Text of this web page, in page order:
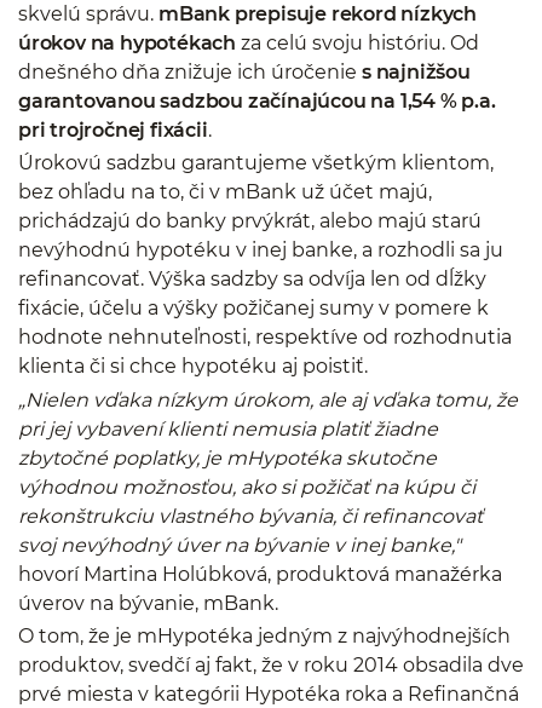
skvelú správu. mBank prepisuje rekord nízkych
úrokov na hypotékach za celú svoju históriu. Od
dnešného dňa znižuje ich úročenie s najnižšou
garantovanou sadzbou začínajúcou na 1,54 % p.a.
pri trojročnej fixácii.
Úrokovú sadzbu garantujeme všetkým klientom,
bez ohľadu na to, či v mBank už účet majú,
prichádzajú do banky prvýkrát, alebo majú starú
nevýhodnú hypotéku v inej banke, a rozhodli sa ju
refinancovať. Výška sadzby sa odvíja len od dĺžky
fixácie, účelu a výšky požičanej sumy v pomere k
hodnote nehnuteľnosti, respektíve od rozhodnutia
klienta či si chce hypotéku aj poistiť.
„Nielen vďaka nízkym úrokom, ale aj vďaka tomu, že
pri jej vybavení klienti nemusia platiť žiadne
zbytočné poplatky, je mHypotéka skutočne
výhodnou možnosťou, ako si požičať na kúpu či
rekonštrukciu vlastného bývania, či refinancovať
svoj nevýhodný úver na bývanie v inej banke,"
hovorí Martina Holúbková, produktová manažérka
úverov na bývanie, mBank.
O tom, že je mHypotéka jedným z najvýhodnejších
produktov, svedčí aj fakt, že v roku 2014 obsadila dve
prvé miesta v kategórii Hypotéka roka a Refinančná